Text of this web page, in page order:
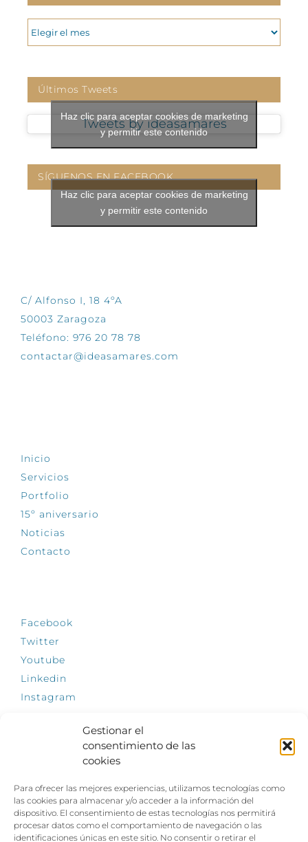
Gestionar el
consentimiento de las
cookies
Para ofrecer las mejores experiencias, utilizamos tecnologías como
las cookies para almacenar y/o acceder a la información del
dispositivo. El consentimiento de estas tecnologías nos permitirá
procesar datos como el comportamiento de navegación o las
identificaciones únicas en este sitio. No consentir o retirar el
ARCHIVOS
Últimos Tweets
Tweets by ideasamares
Haz clic para aceptar cookies de marketing
y permitir este contenido
SÍGUENOS EN FACEBOOK
Haz clic para aceptar cookies de marketing
y permitir este contenido
C/ Alfonso I, 18 4ºA
50003 Zaragoza
Teléfono: 976 20 78 78
contactar@ideasamares.com
Inicio
Servicios
Portfolio
15º aniversario
Noticias
Contacto
Facebook
Twitter
Youtube
Linkedin
Instagram
El empleo, la gran llave para una vida
independiente: Fundación Dfa reclama un
impulso decidido a la inclusión laboral de las
personas con discapacidad